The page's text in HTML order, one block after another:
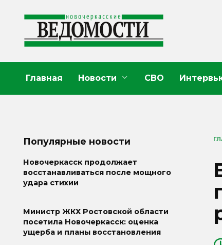
содержанию
Главная Новости СВО
Популярные новости
Новочеркасск продолжает
восстанавливаться после мощного
удара стихии
Министр ЖКХ Ростовской области
посетила Новочеркасск: оценка
ущерба и планы восстановления